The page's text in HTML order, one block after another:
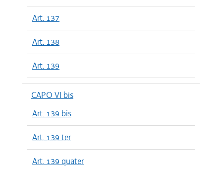
Art. 137
Art. 138
Art. 139
CAPO VI bis
Art. 139 bis
Art. 139 ter
Art. 139 quater